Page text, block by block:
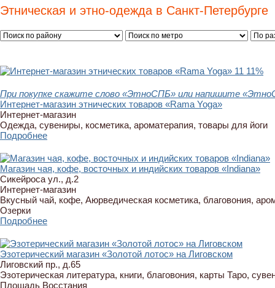
Этническая и этно-одежда в Санкт-Петербурге
11 11%
При покупке скажите слово «ЭтноСПБ» или напишите
Интернет-магазин этнических товаров «Rama Yoga»
Интернет-магазин
Одежда, сувениры, косметика, ароматерапия, товары для йоги
Подробнее
Магазин чая, кофе, восточных и индийских товаров «Indiana»
Сикейроса ул., д.2
Интернет-магазин
Вкусный чай, кофе, Аюрведическая косметика, благовония,
Озерки
Подробнее
Эзотерический магазин «Золотой лотос» на Лиговском
Лиговский пр., д.65
Эзотерическая литература, книги, благовония, карты Таро,
Площадь Восстания